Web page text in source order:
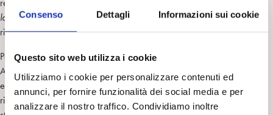
Consenso Dettagli Informazioni sui cookie
Questo sito web utilizza i cookie
Utilizziamo i cookie per personalizzare contenuti ed
annunci, per fornire funzionalità dei social media e per
analizzare il nostro traffico. Condividiamo inoltre
respirare psichicamente. Ho pensato alle riflessioni di André Green sul
lavoro del negativo
e all’emergere del sintomo laddove il legame non
riesce più a produrre spazi di rappresentazione interna.
Particolarmente ricca è stata inoltre la riflessione sulla figura di Mary
Ann la quale, più che essere causa del disordine familiare, è un
elemento rivelatore di qualcosa che era già presente. Facendo
riferimento al perturbante freudiano, possiamo dire che la ragazza